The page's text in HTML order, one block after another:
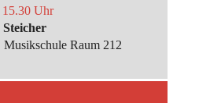
Uhr
Raum 212